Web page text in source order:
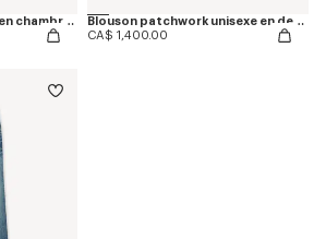
Short 'KENZO Sounds' en chambray délavé
Blouson patchwork unisexe en denim japonais
CA$ 1,400.00